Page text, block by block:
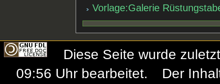
Vorlage:Galerie
Diese Seite wurde
09:56 Uhr bearbeitet.
Der